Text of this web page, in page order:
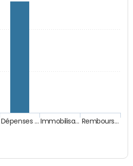
Dépenses … Immobilisa… Rembours…